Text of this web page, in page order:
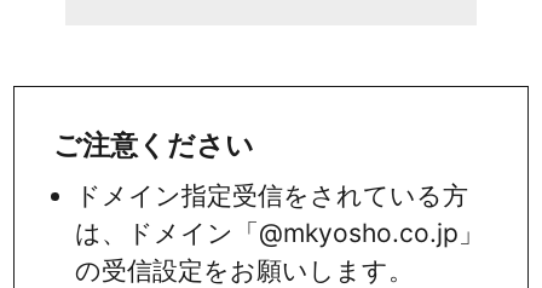
ご注意ください
ドメイン指定受信をされている方
は、ドメイン「@mkyosho.co.jp」
の受信設定をお願いします。